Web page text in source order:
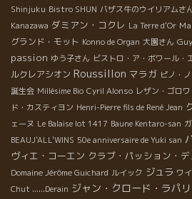
Shinjuku Bistro SHUN バザス牛のウイリアムさ
Kanazawa ダミアン・コクレ La Terre d'Or
グランド・モット Konno de Organ 大園さん
passion ゆう子さん ビストロ・ア・ボワール・
ルクレアシオン Roussillon マラガ ピノ・
誕生会 Millésime Bio Cyril Alonso レザン・ゴロワ
ド・カスティヨン Henri-Pierre fils de René Jean
ェーヌ Le Balaise lot 1417 Baune Kentaro-san
BEAUJ'ALL'WINS 50e anniversaire de Yuki san
ヴィエ・コーエン クラブ・パッション・
Domaine Jérôme Guichard ルイック ジュラ ワ
Chut ......Derain ジャン・クロード・ラパ